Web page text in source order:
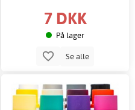
7 DKK
På lager
Se alle